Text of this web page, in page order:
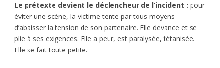
Le prétexte devient le déclencheur de l’incident : pour
éviter une scène, la victime tente par tous moyens
d’abaisser la tension de son partenaire. Elle devance et se
plie à ses exigences. Elle a peur, est paralysée, tétanisée.
Elle se fait toute petite.